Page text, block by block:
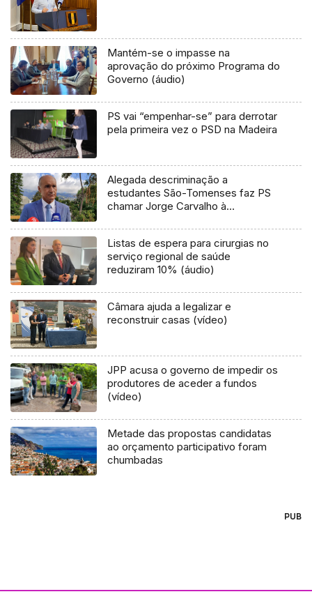
Mantém-se o impasse na
aprovação do próximo Programa do
Governo (áudio)
PS vai “empenhar-se” para derrotar
pela primeira vez o PSD na Madeira
Alegada descriminação a
estudantes São-Tomenses faz PS
chamar Jorge Carvalho à
Listas de espera para cirurgias no
serviço regional de saúde
reduziram 10% (áudio)
Câmara ajuda a legalizar e
reconstruir casas (vídeo)
JPP acusa o governo de impedir os
produtores de aceder a fundos
(vídeo)
Metade das propostas candidatas
ao orçamento participativo foram
chumbadas
PUB